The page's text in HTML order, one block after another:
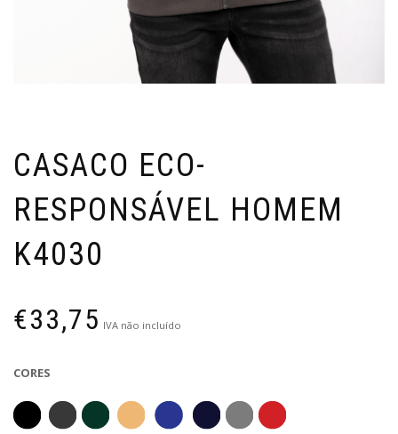
CASACO ECO-
RESPONSÁVEL HOMEM
K4030
€33,75 IVA não incluído
CORES